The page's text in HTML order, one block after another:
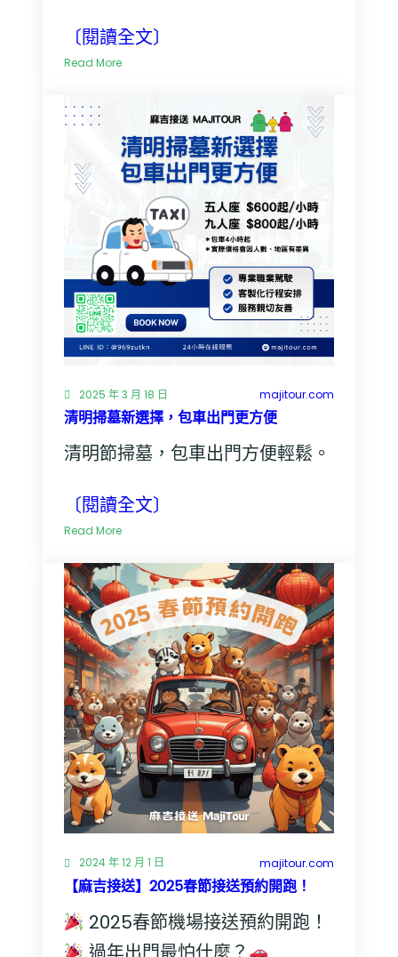
〔閱讀全文〕
Read More:
遊
不
司
機？
交
我
們
就
了！
2025 年 3 月 18 日 majitour.com
清明掃墓新選擇，包車出門更方便
清明節掃墓，包車出門方便輕鬆。
〔閱讀全文〕
Read More:
明
掃
墓
新
選
擇，
包
車
出
門
更
2024 年 12 月 1 日 majitour.com
【麻吉接送】2025春節接送預約開跑！
2025春節機場接送預約開跑！